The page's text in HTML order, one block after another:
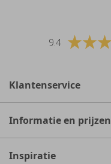
9.4
Klantenservice
Informatie en prijzen
Inspiratie